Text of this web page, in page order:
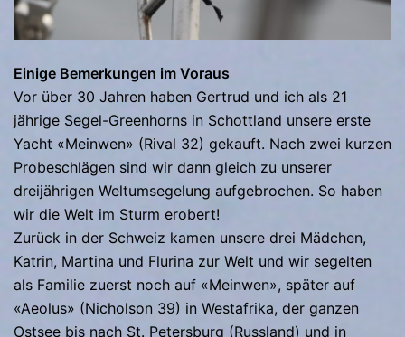
Einige Bemerkungen im Voraus
Vor über 30 Jahren haben Gertrud und ich als 21
jährige Segel-Greenhorns in Schottland unsere erste
Yacht «Meinwen» (Rival 32) gekauft. Nach zwei kurzen
Probeschlägen sind wir dann gleich zu unserer
dreijährigen Weltumsegelung aufgebrochen. So haben
wir die Welt im Sturm erobert!
Zurück in der Schweiz kamen unsere drei Mädchen,
Katrin, Martina und Flurina zur Welt und wir segelten
als Familie zuerst noch auf «Meinwen», später auf
«Aeolus» (Nicholson 39) in Westafrika, der ganzen
Ostsee bis nach St. Petersburg (Russland) und in